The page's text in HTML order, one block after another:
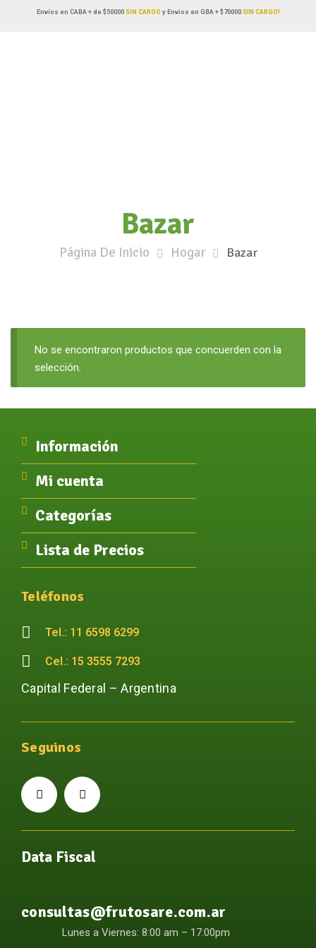
Envíos en CABA + de $50000SIN CARGO y Envíos en GBA + $70000 SIN CARGO!
Bazar
Página De Inicio Hogar Bazar
No se encontraron productos que concuerden con la
selección.
Información
Mi cuenta
Categorías
Lista de Precios
Teléfonos
Tel.: 11 6598 6299
Cel.: 15 3555 7293
Capital Federal – Argentina
Seguinos
Data Fiscal
consultas@frutosare.com.ar
Lunes a Viernes: 8:00 am – 17:00pm